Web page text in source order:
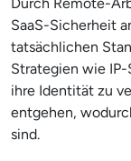
SaaS-Sicherheit
tatsächlichen
Strategien wie IP-
ihre Identität zu
entgehen,
sind.